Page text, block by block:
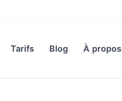
Tarifs Blog À propos